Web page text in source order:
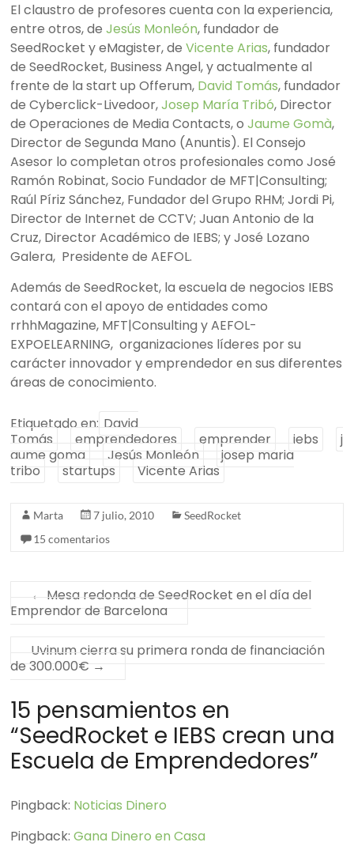
El claustro de profesores cuenta con la experiencia,
entre otros, deJesús Monleón, fundador de
SeedRocket y eMagister, deVicente Arias, fundador
de SeedRocket, Business Angel, y actualmente al
frente de la start up Offerum, David Tomás, fundador
de Cyberclick-Livedoor,Josep María Tribó, Director
de Operaciones de Media Contacts, oJaume Gomà,
Director de Segunda Mano (Anuntis). El Consejo
Asesor lo completan otros profesionales como José
Ramón Robinat, Socio Fundador de MFT|Consulting;
Raúl Píriz Sánchez, Fundador del Grupo RHM; Jordi Pi,
Director de Internet de CCTV; Juan Antonio de la
Cruz, Director Académico de IEBS; y José Lozano
Galera, Presidente de AEFOL.
Además de SeedRocket, la escuela de negocios IEBS
contará con el apoyo de entidades como
rrhhMagazine, MFT|Consulting y AEFOL-
EXPOELEARNING, organizaciones líderes por su
carácter innovador y emprendedor en sus diferentes
áreas de conocimiento.
Etiquetado en: David
Tomás
emprendedores emprender iebs
j
aume goma
Jesús Monleón
josep maria
tribo
startups Vicente Arias
Marta 7 julio, 2010
SeedRocket
15 comentarios
←
Mesa redonda de SeedRocket en el día del
Emprendor de Barcelona
Uvinum cierra su primera ronda de financiación
de 300.000€ →
15 pensamientos en
“SeedRocket e IEBS crean una
Escuela de Emprendedores”
Pingback: Noticias Dinero
Pingback:Gana Dinero en Casa